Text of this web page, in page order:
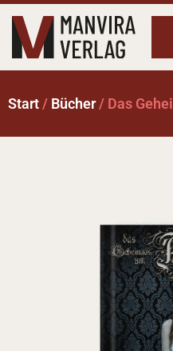
Start / Bücher/ Das